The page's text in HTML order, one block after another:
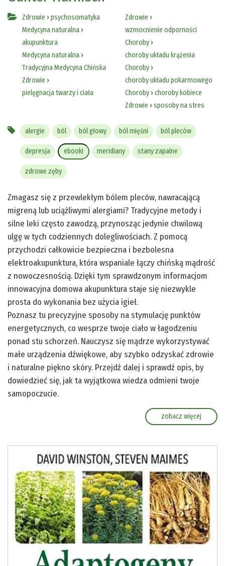
Zdrowie › psychosomatyka
Medycyna naturalna ›
akupunktura
Medycyna naturalna ›
Tradycyjna Medycyna Chińska
Zdrowie ›
pielęgnacja twarzy i ciała
Zdrowie ›
wzmocnienie odporności
Choroby›
choroby układu krążenia
Choroby›
choroby układu pokarmowego
Choroby› choroby kobiece
Zdrowie › sposoby na stres
alergie ból ból głowy ból mięśni ból pleców
depresja ebooki meridiany stany zapalne
zdrowe zęby
Zmagasz się z przewlekłym bólem pleców, nawracającą
migreną lub uciążliwymi alergiami? Tradycyjne metody i
silne leki często zawodzą, przynosząc jedynie chwilową
ulgę w tych codziennych dolegliwościach. Z pomocą
przychodzi całkowicie bezpieczna i bezbolesna
elektroakupunktura, która wspaniale łączy chińską mądrość
z nowoczesnością. Dzięki tym sprawdzonym informacjom
innowacyjna domowa akupunktura staje się niezwykle
prosta do wykonania bez użycia igieł.
Poznasz tu precyzyjne sposoby na stymulację punktów
energetycznych, co wesprze twoje ciało w łagodzeniu
ponad stu schorzeń. Nauczysz się mądrze wykorzystywać
małe urządzenia dźwiękowe, aby szybko odzyskać zdrowie
i naturalne piękno skóry. Przejdź dalej i sprawdź opis, by
dowiedzieć się, jak ta wyjątkowa wiedza odmieni twoje
samopoczucie.
zobacz więcej